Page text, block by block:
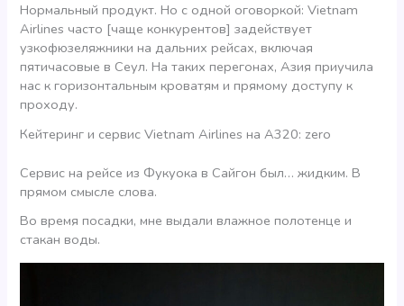
Нормальный продукт. Но с одной оговоркой: Vietnam
Airlines часто [чаще конкурентов] задействует
узкофюзеляжники на дальних рейсах, включая
пятичасовые в Сеул. На таких перегонах, Азия приучила
нас к горизонтальным кроватям и прямому доступу к
проходу.
Кейтеринг и сервис Vietnam Airlines на A320: zero
Сервис на рейсе из Фукуока в Сайгон был… жидким. В
прямом смысле слова.
Во время посадки, мне выдали влажное полотенце и
стакан воды.